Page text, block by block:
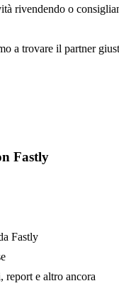
rivendendo o
a trovare il partner
Fastly
Fastly
report e altro ancora